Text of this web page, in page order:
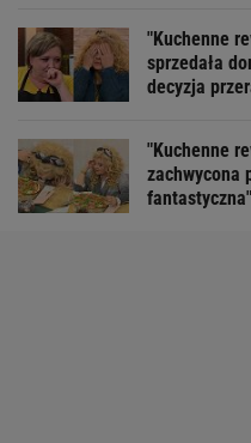
"Kuchenne
sprzedała
decyzja
"Kuchenne
zachwycona
fantastyczna"